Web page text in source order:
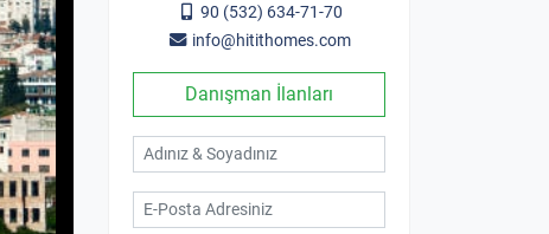
90 (532) 634-71-70
info@hitithomes.com
Danışman İlanları